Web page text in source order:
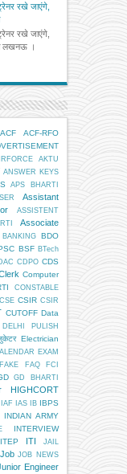
रखे जाएंगे,
रखे जाएंगे,
लखनऊ ।
ACF
ACF-RFO
AKTU
ANSWER KEYS
APS BHARTI
Assistant
ASSISTENT
Associate
BANKING BDO
BSF BTech
CDPO CDS
Computer
CONSTABLE
CSE CSIR CSIR
CUTOFF Data
DELHI PULISH
Electrician
EXAM
FAKE FAQ
FCI
GD BHARTI
HIGHCORT
IAF IAS IB IBPS
INDIAN ARMY
INTERVIEW
ITEP ITI
JAIL
Job JOB NEWS
Engineer